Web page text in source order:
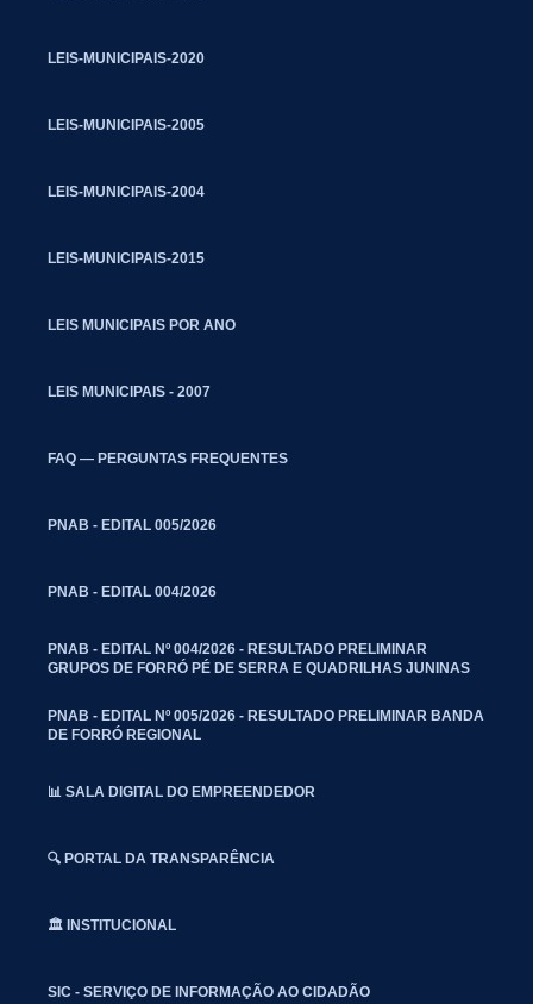
LEIS-MUNICIPAIS-2020
LEIS-MUNICIPAIS-2005
LEIS-MUNICIPAIS-2004
LEIS-MUNICIPAIS-2015
LEIS MUNICIPAIS POR ANO
LEIS MUNICIPAIS - 2007
FAQ — PERGUNTAS FREQUENTES
PNAB - EDITAL 005/2026
PNAB - EDITAL 004/2026
PNAB - EDITAL Nº 004/2026 - RESULTADO PRELIMINAR
GRUPOS DE FORRÓ PÉ DE SERRA E QUADRILHAS JUNINAS
PNAB - EDITAL Nº 005/2026 - RESULTADO PRELIMINAR BANDA
DE FORRÓ REGIONAL
📊 SALA DIGITAL DO EMPREENDEDOR
🔍 PORTAL DA TRANSPARÊNCIA
🏛️ INSTITUCIONAL
SIC - SERVIÇO DE INFORMAÇÃO AO CIDADÃO